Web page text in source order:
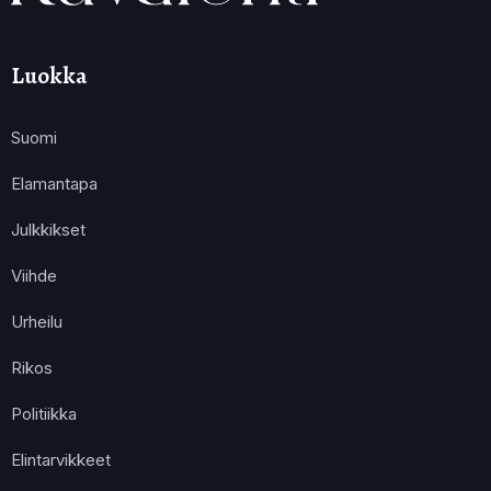
Luokka
Suomi
Elamantapa
Julkkikset
Viihde
Urheilu
Rikos
Politiikka
Elintarvikkeet